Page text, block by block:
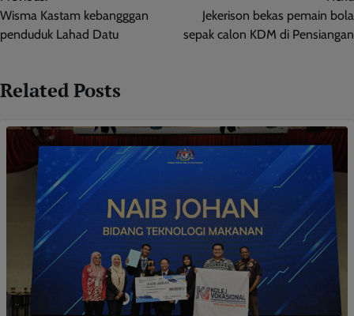
navigation
Wisma Kastam kebangggan
penduduk Lahad Datu
Jekerison bekas pemain bola
sepak calon KDM di Pensiangan
Related Posts